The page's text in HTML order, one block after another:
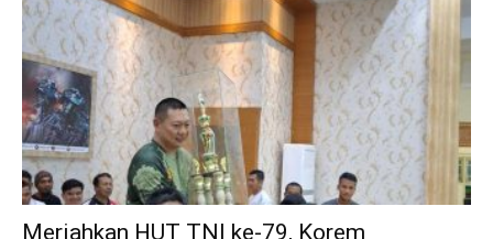
Meriahkan HUT TNI ke-79, Korem